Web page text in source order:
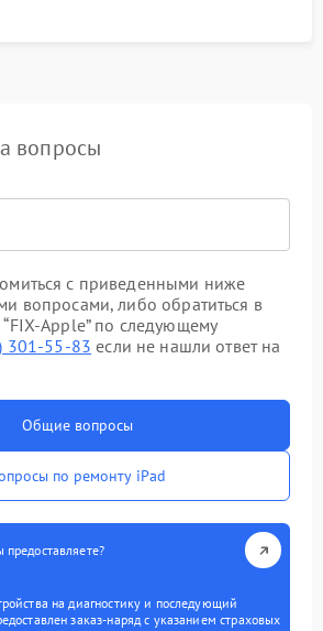
вопросы
с приведенными ниже
вопросами, либо обратиться в
Apple” по следующему
301-55-83 если не нашли ответ на
Общие вопросы
по ремонту iPad
на диагностику и последующий
заказ-наряд с указанием страховых